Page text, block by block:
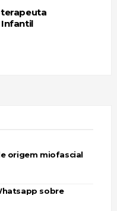
Infantil
origem miofascial
sobre